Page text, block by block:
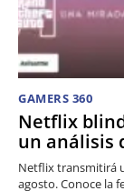
GAMERS 360
Netflix
un análisis
Netflix transmitirá
agosto. Conoce la